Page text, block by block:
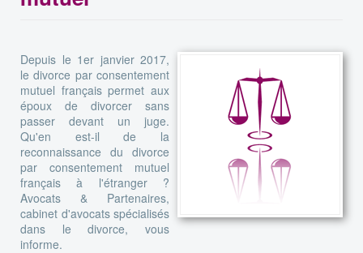
Depuis le 1er janvier 2017,
le divorce par consentement
mutuel français permet aux
époux de divorcer sans
passer devant un juge.
Qu'en est-il de la
reconnaissance du divorce
par consentement mutuel
français à l'étranger ?
Avocats & Partenaires,
cabinet d'avocats spécialisés
dans le divorce, vous
informe.